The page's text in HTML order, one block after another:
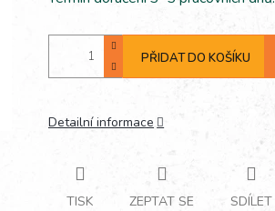
PŘIDAT DO KOŠÍKU
Detailní informace
TISK ZEPTAT SE SDÍLET